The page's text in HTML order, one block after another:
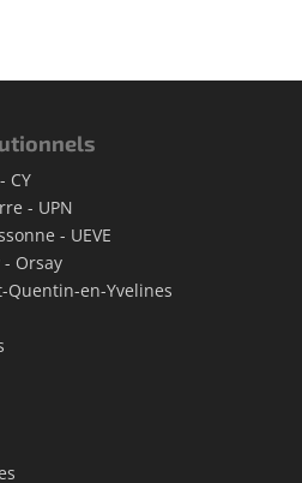
CY
- UPN
- UEVE
Orsay
Quentin-en-Yvelines